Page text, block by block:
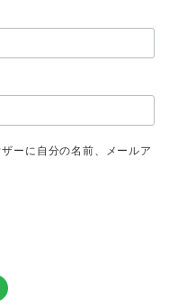
ーに自分の名前、メールア